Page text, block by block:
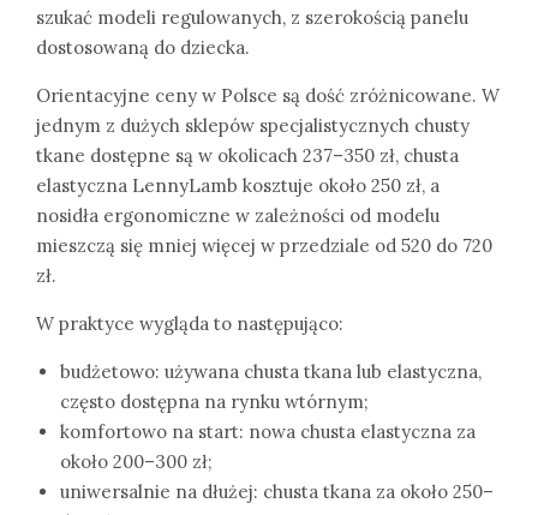
szukać modeli regulowanych, z szerokością panelu
dostosowaną do dziecka.
Orientacyjne ceny w Polsce są dość zróżnicowane. W
jednym z dużych sklepów specjalistycznych chusty
tkane dostępne są w okolicach 237–350 zł, chusta
elastyczna LennyLamb kosztuje około 250 zł, a
nosidła ergonomiczne w zależności od modelu
mieszczą się mniej więcej w przedziale od 520 do 720
zł.
W praktyce wygląda to następująco:
budżetowo: używana chusta tkana lub elastyczna,
często dostępna na rynku wtórnym;
komfortowo na start: nowa chusta elastyczna za
około 200–300 zł;
uniwersalnie na dłużej: chusta tkana za około 250–